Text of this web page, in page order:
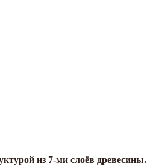
из 7-ми слоёв древесины.